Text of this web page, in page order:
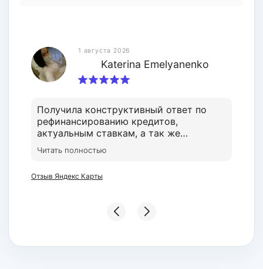
1 августа 2026
Katerina Emelyanenko
Получила конструктивный ответ по
рефинансированию кредитов,
актуальным ставкам, а так же
страхованию. Тимур владеет
информацией, о которой вам не
Грамотный и доброжелательный
Читать полностью
Отзыв Яндекс Карты